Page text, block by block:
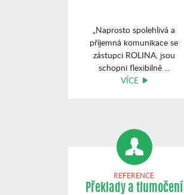
„Naprosto spolehlivá a
příjemná komunikace se
zástupci ROLINA, jsou
schopni flexibilně ...
VÍCE
REFERENCE
Překlady a tlumočení